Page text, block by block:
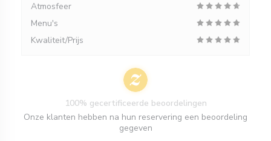
Atmosfeer
Menu's
Kwaliteit/Prijs
100% gecertificeerde beoordelingen
Onze klanten hebben na hun reservering een beoordeling
gegeven